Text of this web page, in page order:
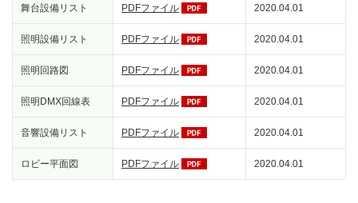
舞台設備リスト PDFファイル 2020.04.01
照明設備リスト PDFファイル 2020.04.01
照明回路図 PDFファイル 2020.04.01
照明DMX回線表 PDFファイル 2020.04.01
音響設備リスト PDFファイル 2020.04.01
ロビー平面図 PDFファイル 2020.04.01